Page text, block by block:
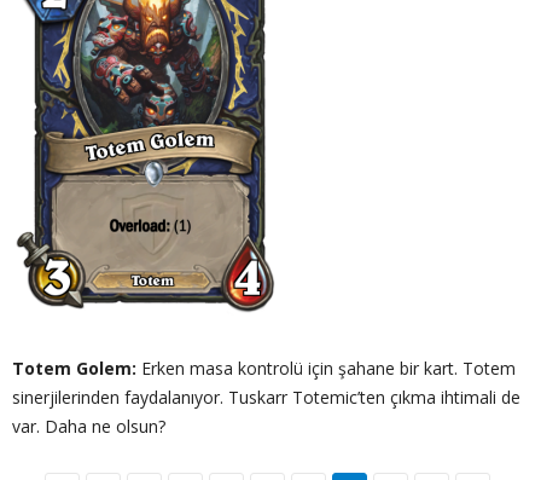
Totem Golem: Erken masa kontrolü için şahane bir kart. Totem
sinerjilerinden faydalanıyor. Tuskarr Totemic’ten çıkma ihtimali de
var. Daha ne olsun?